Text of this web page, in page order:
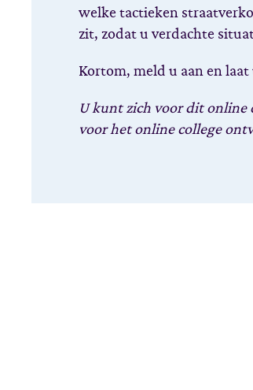
welke tactieken
zit, zodat u verdachte
Kortom, meld u aan en
U kunt zich voor dit online
voor het online college